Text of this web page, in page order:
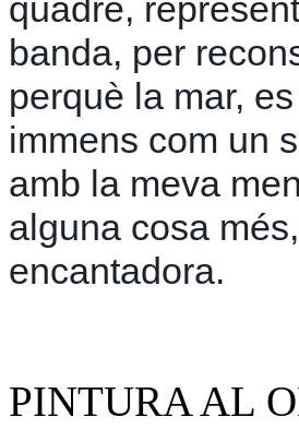
quadre,
banda, per
perquè la mar,
immens com un
amb la meva
alguna cosa
encantadora.
PINTURA AL